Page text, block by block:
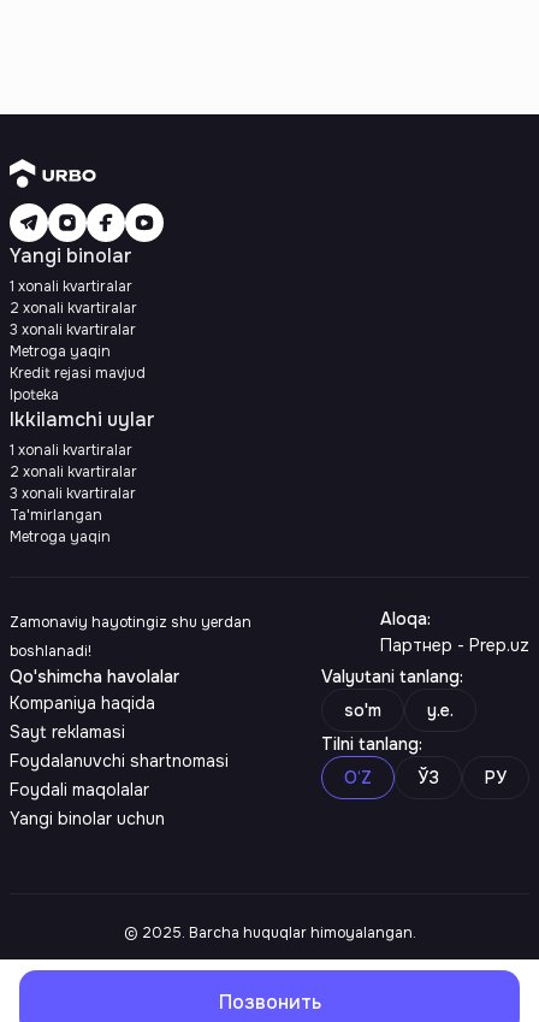
Yangi binolar
1 xonali kvartiralar
2 xonali kvartiralar
3 xonali kvartiralar
Metroga yaqin
Kredit rejasi mavjud
Ipoteka
Ikkilamchi uylar
1 xonali kvartiralar
2 xonali kvartiralar
3 xonali kvartiralar
Ta'mirlangan
Metroga yaqin
Zamonaviy hayotingiz shu yerdan
boshlanadi!
Aloqa:
Партнер - Prep.uz
Qo'shimcha havolalar
Kompaniya haqida
Sayt reklamasi
Foydalanuvchi shartnomasi
Foydali maqolalar
Yangi binolar uchun
Valyutani tanlang:
so'm
y.e.
Tilni tanlang:
O‘Z
ЎЗ РУ
© 2025. Barcha huquqlar himoyalangan.
Позвонить